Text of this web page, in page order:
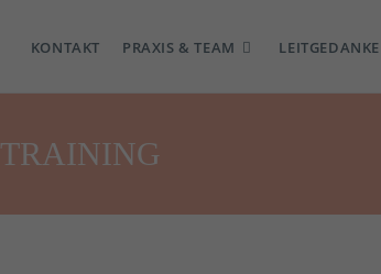
KONTAKT PRAXIS & TEAM LEITGEDANKE
TRAINING